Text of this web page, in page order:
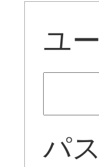
ユ
パ